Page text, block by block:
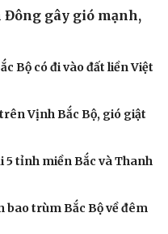
gây gió mạnh,
Bộ có đi vào đất liền Việt
Vịnh Bắc Bộ, gió giật
5 tỉnh miền Bắc và Thanh
bao trùm Bắc Bộ về đêm